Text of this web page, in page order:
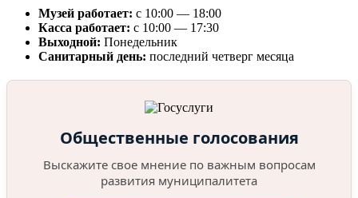
Музей работает: с 10:00 — 18:00
Касса работает: с 10:00 — 17:30
Выходной: Понедельник
Санитарный день: последний четверг месяца
Общественные голосования
Выскажите свое мнение по важным вопросам
развития муниципалитета